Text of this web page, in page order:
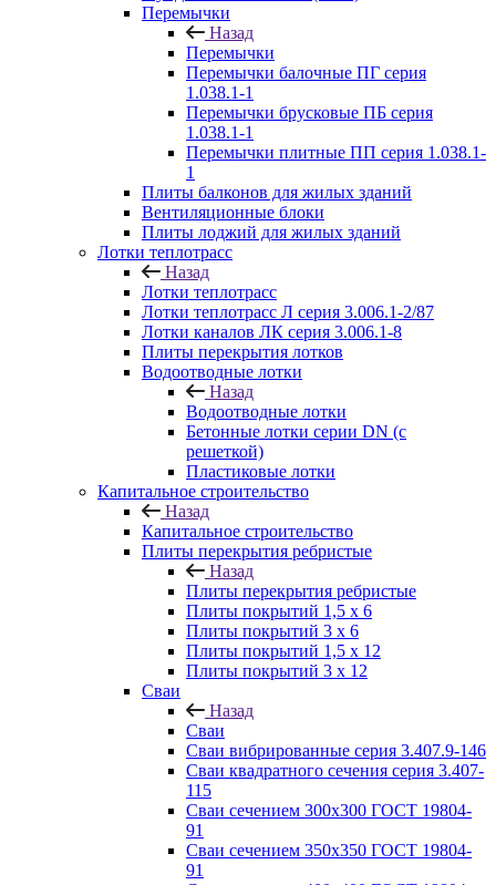
Перемычки
Назад
Перемычки
Перемычки балочные ПГ серия
1.038.1-1
Перемычки брусковые ПБ серия
1.038.1-1
Перемычки плитные ПП серия 1.038.1-
1
Плиты балконов для жилых зданий
Вентиляционные блоки
Плиты лоджий для жилых зданий
Лотки теплотрасс
Назад
Лотки теплотрасс
Лотки теплотрасс Л серия 3.006.1-2/87
Лотки каналов ЛК серия 3.006.1-8
Плиты перекрытия лотков
Водоотводные лотки
Назад
Водоотводные лотки
Бетонные лотки серии DN (с
решеткой)
Пластиковые лотки
Капитальное строительство
Назад
Капитальное строительство
Плиты перекрытия ребристые
Назад
Плиты перекрытия ребристые
Плиты покрытий 1,5 x 6
Плиты покрытий 3 x 6
Плиты покрытий 1,5 x 12
Плиты покрытий 3 x 12
Сваи
Назад
Сваи
Сваи вибрированные серия 3.407.9-146
Сваи квадратного сечения серия 3.407-
115
Сваи сечением 300х300 ГОСТ 19804-
91
Сваи сечением 350х350 ГОСТ 19804-
91